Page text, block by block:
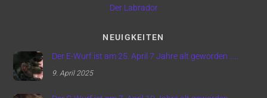
Der Labrador
NEUIGKEITEN
Der E-Wurf ist am 25. April 7 Jahre alt geworden …..
9. April 2025